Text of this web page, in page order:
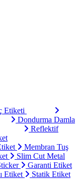
Etiketi
Dondurma Damla
Reflektif
Membran Tuş
Slim Cut Metal
Garanti Etiket
Etiket Statik Etiket